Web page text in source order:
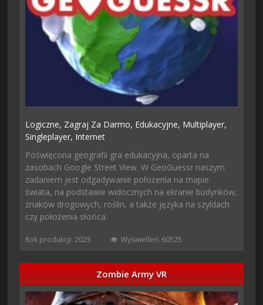
Logiczne, Zagraj Za Darmo, Edukacyjne, Multiplayer,
Singleplayer, Internet
Poświęcona geografii gra edukacyjna, oparta na
zasobach Google Street View. W GeoGuessr naszym
zadaniem jest odgadywanie położenia na mapie
świata, na podstawie widocznych na ekranie budynków,
znaków drogowych, roślin, a także języka na szyldach
czy położenia słońca.
Rok produkcji: 2025 Wyświetleń: 60525
Zombie Army VR